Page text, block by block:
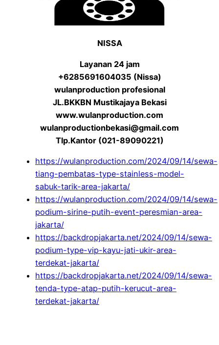
NISSA
Layanan 24 jam
+6285691604035 (Nissa)
wulanproduction profesional
JL.BKKBN Mustikajaya Bekasi
www.wulanproduction.com
wulanproductionbekasi@gmail.com
Tlp.Kantor (021-89090221)
https://wulanproduction.com/2024/09/14/sewa-
tiang-pembatas-type-stainless-model-
sabuk-tarik-area-jakarta/
https://wulanproduction.com/2024/09/14/sewa-
podium-sirine-putih-event-peresmian-area-
jakarta/
https://backdropjakarta.net/2024/09/14/sewa-
podium-type-vip-kayu-jati-ukir-area-
terdekat-jakarta/
https://backdropjakarta.net/2024/09/14/sewa-
tenda-type-atap-putih-kerucut-area-
terdekat-jakarta/